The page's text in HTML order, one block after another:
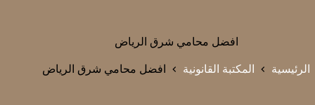
افضل محامي شرق الرياض
الرئيسية المكتبة القانونية افضل محامي شرق الرياض